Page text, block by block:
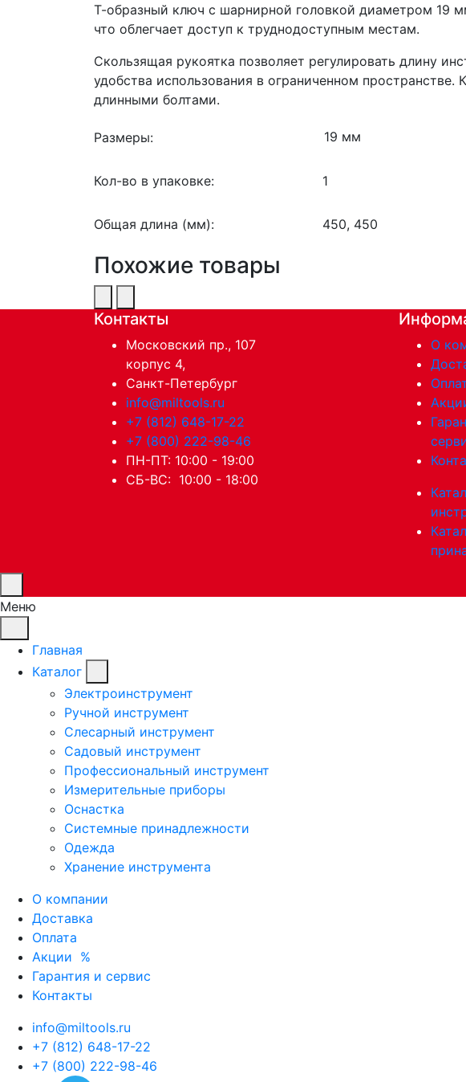
Т-образный ключ с шарнирной головкой диаметром 19
что облегчает доступ к труднодоступным местам.
Скользящая рукоятка позволяет регулировать длину
удобства использования в ограниченном
длинными болтами.
Размеры:
Кол-во в упаковке: 1
Общая длина (мм): 450, 450
Похожие товары
Контакты
Московский пр., 107
корпус 4,
Санкт-Петербург
info@miltools.ru
+7 (812) 648-17-22
+7 (800) 222-98-46
ПН-ПТ: 10:00 - 19:00
СБ-ВС: 10:00 - 18:00
О
Меню
Главная
Каталог
Электроинструмент
Ручной инструмент
Слесарный инструмент
Садовый инструмент
Профессиональный инструмент
Измерительные приборы
Оснастка
Системные принадлежности
Одежда
Хранение инструмента
О компании
Доставка
Оплата
Акции %
Гарантия и сервис
Контакты
info@miltools.ru
+7 (812) 648-17-22
+7 (800) 222-98-46